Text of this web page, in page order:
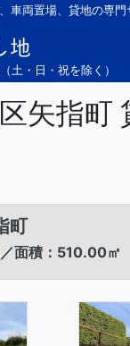
車両置場、貸地の専門
地
・日・祝を除く）
矢指町
町
面積：510.00㎡